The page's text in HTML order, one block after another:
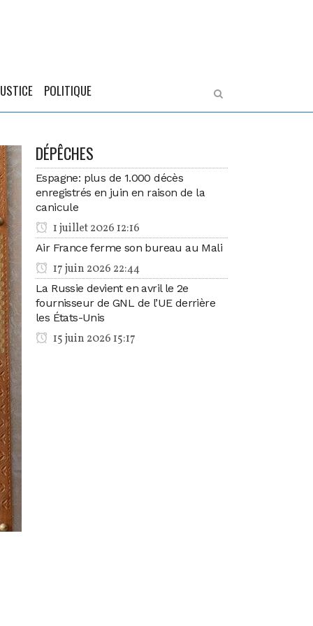
POLITIQUE
DÉPÊCHES
Espagne: plus de 1.000 décès
enregistrés en juin en raison de la
canicule
1 juillet 2026 12:16
Air France ferme son bureau au Mali
17 juin 2026 22:44
La Russie devient en avril le 2e
fournisseur de GNL de l’UE derrière
les États-Unis
15 juin 2026 15:17